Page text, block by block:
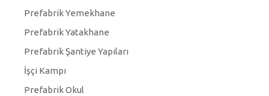
Prefabrik Yemekhane
Prefabrik Yatakhane
Prefabrik Şantiye Yapıları
İşçi Kampı
Prefabrik Okul